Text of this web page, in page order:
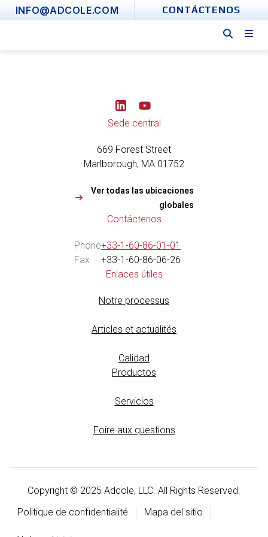
Skip
to
INFO@ADCOLE.COM CONTÁCTENOS
Y
o
u
b
e
Sede central
669 Forest Street
Marlborough, MA 01752
Ver todas las ubicaciones
globales
Contáctenos
Phone+33-1-60-86-01-01
Fax
+33-1-60-86-06-26
Enlaces útiles
Notre processus
Articles et actualités
Calidad
Productos
Servicios
Foire aux questions
Copyright © 2025 Adcole, LLC. All Rights Reserved.
Politique de confidentialité
Mapa del sitio